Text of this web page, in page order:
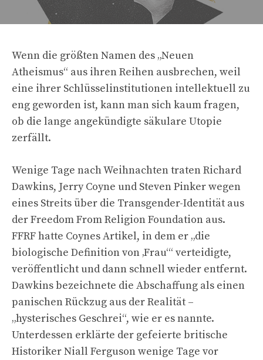
Wenn die größten Namen des „Neuen
Atheismus“ aus ihren Reihen ausbrechen, weil
eine ihrer Schlüsselinstitutionen intellektuell zu
eng geworden ist, kann man sich kaum fragen,
ob die lange angekündigte säkulare Utopie
zerfällt.
Wenige Tage nach Weihnachten traten Richard
Dawkins, Jerry Coyne und Steven Pinker wegen
eines Streits über die Transgender-Identität aus
der Freedom From Religion Foundation aus.
FFRF hatte Coynes Artikel, in dem er „die
biologische Definition von ‚Frau‘“ verteidigte,
veröffentlicht und dann schnell wieder entfernt.
Dawkins bezeichnete die Abschaffung als einen
panischen Rückzug aus der Realität –
„hysterisches Geschrei“, wie er es nannte.
Unterdessen erklärte der gefeierte britische
Historiker Niall Ferguson wenige Tage vor